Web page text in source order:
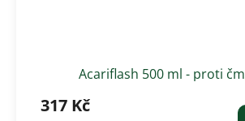
Acariflash 500 ml - proti
317 Kč